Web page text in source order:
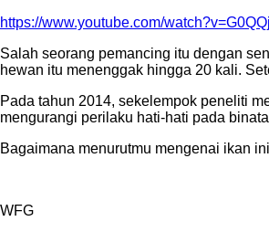
https://www.youtube.com/
Salah seorang pemancing itu dengan
hewan itu menenggak hingga 20 kali.
Pada tahun 2014, sekelempok peneliti
mengurangi perilaku hati-hati pada
Bagaimana menurutmu mengenai ikan
WFG